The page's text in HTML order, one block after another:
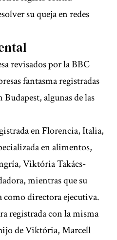
su queja en redes
revisados por la BBC
fantasma registradas
algunas de las
en Florencia, Italia,
en alimentos,
Viktória Takács-
mientras que su
como directora ejecutiva.
registrada con la misma
de Viktória, Marcell